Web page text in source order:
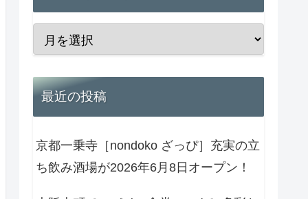
最近の投稿
京都一乗寺［nondoko ざっぴ］充実の立
ち飲み酒場が2026年6月8日オープン！